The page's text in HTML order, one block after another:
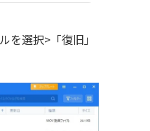
を選択>「復旧」